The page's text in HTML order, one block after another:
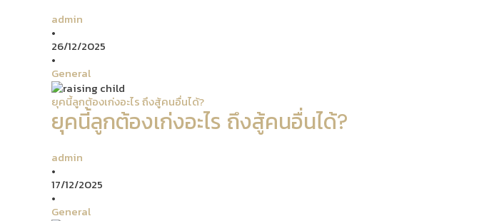
admin
•
26/12/2025
•
General
ยุคนี้ลูกต้องเก่งอะไร ถึงสู้คนอื่นได้?
ยุคนี้ลูกต้องเก่งอะไร ถึงสู้คนอื่นได้?
admin
•
17/12/2025
•
General